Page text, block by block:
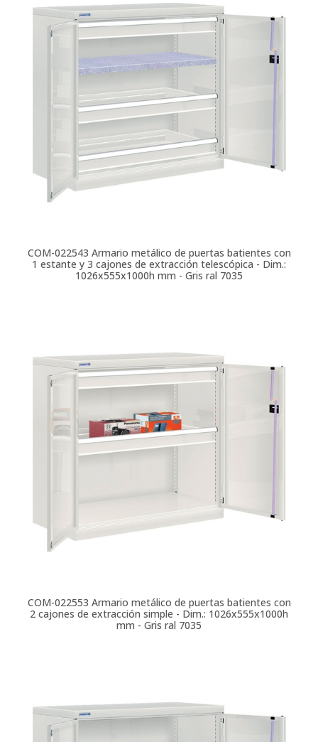
COM-022543 Armario metálico de puertas batientes con
1 estante y 3 cajones de extracción telescópica - Dim.:
1026x555x1000h mm - Gris ral 7035
COM-022553 Armario metálico de puertas batientes con
2 cajones de extracción simple - Dim.: 1026x555x1000h
mm - Gris ral 7035